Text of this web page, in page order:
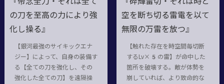
の刀を至高の力により強
化し操る』
【銀河最強のサイキックエナ
ジー】によって、自身の装備す
る【全ての刀を強化し、その
強化した全ての刀】を遠隔操
空を断ち切る雷電を以て
無限の万雷を放つ』
【触れた存在を時空間毎切断
するLv×5の雷】が命中した
箇所を破壊する。敵が体勢を
崩していれば、より致命的な